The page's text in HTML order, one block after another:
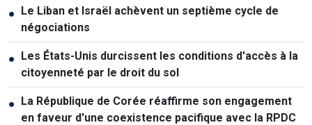
● Le Liban et Israël achèvent un septième cycle de
négociations
● Les États-Unis durcissent les conditions d'accès à la
citoyenneté par le droit du sol
● La République de Corée réaffirme son engagement
en faveur d'une coexistence pacifique avec la RPDC